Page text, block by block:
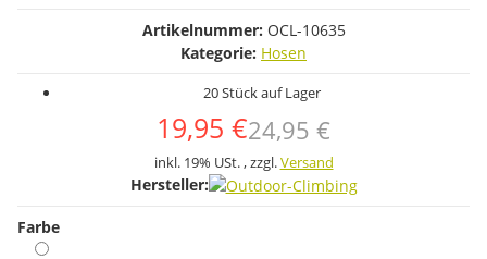
Artikelnummer: OCL-10635
Kategorie: Hosen
20 Stück auf Lager
19,95 €24,95 €
inkl. 19% USt. , zzgl.Versand
Hersteller:
Farbe